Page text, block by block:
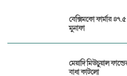
বেক্সিমকো ফার্মার
মুনাফা
মেয়াদি মিউচুয়াল
বাধা কাটলো